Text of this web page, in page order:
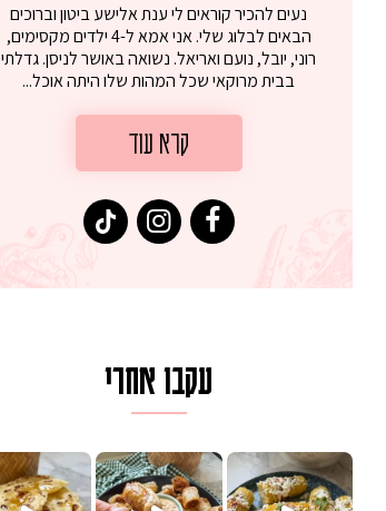
נעים להכיר קוראים לי ענת אלישע ביטון וברוכים
הבאים לבלוג שלי. אני אמא ל-4 ילדים מקסימים,
רוני, יובל, נועם ואריאל. נשואה באושר לניסן. גדלתי
בבית מרוקאי שכל המהות שלו היתה אוכל...
קרא עוד
עקבו אחרי
מ
שמכינים בכמה דקות עב
שהוא שילוב של מופלטה וספינז׳, רעיון מעול